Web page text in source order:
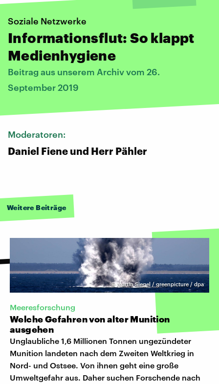
Soziale Netzwerke
Informationsflut: So klappt
Medienhygiene
Beitrag aus unserem Archiv vom 26.
September 2019
Moderatoren:
Daniel Fiene und Herr Pähler
Weitere Beiträge
©Martin Siegel / greenpicture / dpa
Meeresforschung
Welche Gefahren von alter Munition
ausgehen
Unglaubliche 1,6 Millionen Tonnen ungezündeter
Munition landeten nach dem Zweiten Weltkrieg in
Nord- und Ostsee. Von ihnen geht eine große
Umweltgefahr aus. Daher suchen Forschende nach